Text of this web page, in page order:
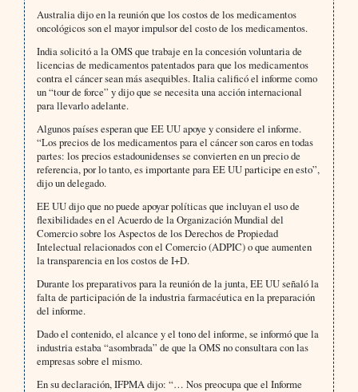
Australia dijo en la reunión que los costos de los medicamentos
oncológicos son el mayor impulsor del costo de los medicamentos.
India solicitó a la OMS que trabaje en la concesión voluntaria de
licencias de medicamentos patentados para que los medicamentos
contra el cáncer sean más asequibles. Italia calificó el informe como
un “tour de force” y dijo que se necesita una acción internacional
para llevarlo adelante.
Algunos países esperan que EE UU apoye y considere el informe.
“Los precios de los medicamentos para el cáncer son caros en todas
partes: los precios estadounidenses se convierten en un precio de
referencia, por lo tanto, es importante para EE UU participe en esto”,
dijo un delegado.
EE UU dijo que no puede apoyar políticas que incluyan el uso de
flexibilidades en el Acuerdo de la Organización Mundial del
Comercio sobre los Aspectos de los Derechos de Propiedad
Intelectual relacionados con el Comercio (ADPIC) o que aumenten
la transparencia en los costos de I+D.
Durante los preparativos para la reunión de la junta, EE UU señaló la
falta de participación de la industria farmacéutica en la preparación
del informe.
Dado el contenido, el alcance y el tono del informe, se informó que la
industria estaba “asombrada” de que la OMS no consultara con las
empresas sobre el mismo.
En su declaración, IFPMA dijo: “… Nos preocupa que el Informe